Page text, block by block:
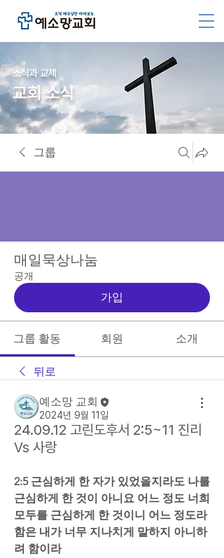
소식과 교제
교회 소식
그룹
매일묵상나눔
공개
가입
그룹 활동 회원 소개
뒤로
예소망 교회
2024년 9월 11일
24.09.12 고린도후서 2:5~11 진리
Vs 사랑
2:5 근심하게 한 자가 있었을지라도 나를
근심하게 한 것이 아니요 어느 정도 너희
모두를 근심하게 한 것이니 어느 정도라
함은 내가 너무 지나치게 말하지 아니하
려 함이라